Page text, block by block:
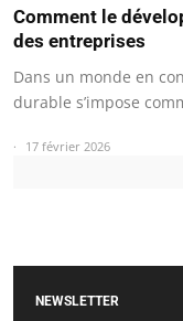
Comment le
des entreprises
Dans un monde en
durable s’impose
17 février 2026
NEWSLETTER